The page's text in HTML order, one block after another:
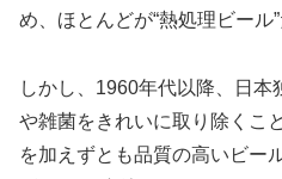
め、ほとんどが“熱処理ビール”
しかし、1960年代以降、日
や雑菌をきれいに取り除くこ
を加えずとも品質の高いビー